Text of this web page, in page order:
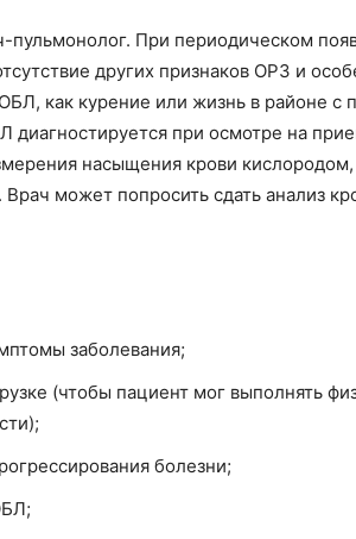
При периодическом
других признаков ОРЗ и
как курение или жизнь в районе с
диагностируется при осмотре на
насыщения крови
Врач может попросить сдать анализ
заболевания;
(чтобы пациент мог выполнять
болезни;